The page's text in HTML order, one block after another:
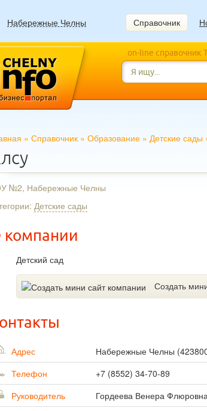
Набережные Челны Справочник
on-line справочник
» Справочник » Образование » Детские сады
№2, Набережные Челны
Детские сады
компании
Детский сад
Создать
Адрес Набережные Челны (
Телефон
+7 (8552) 34-70-89
Руководитель
Гордеева Венера